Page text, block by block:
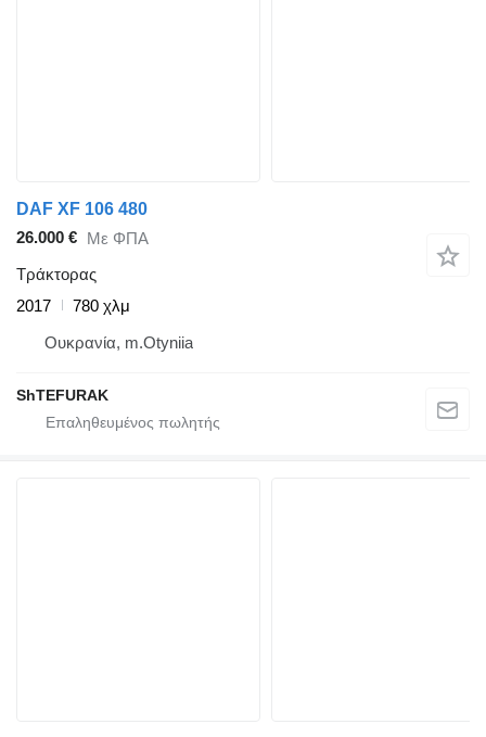
DAF XF 106 480
26.000 € Με ΦΠΑ
Τράκτορας
2017
780 χλμ
Ουκρανία, m.Otyniia
ShTEFURAK